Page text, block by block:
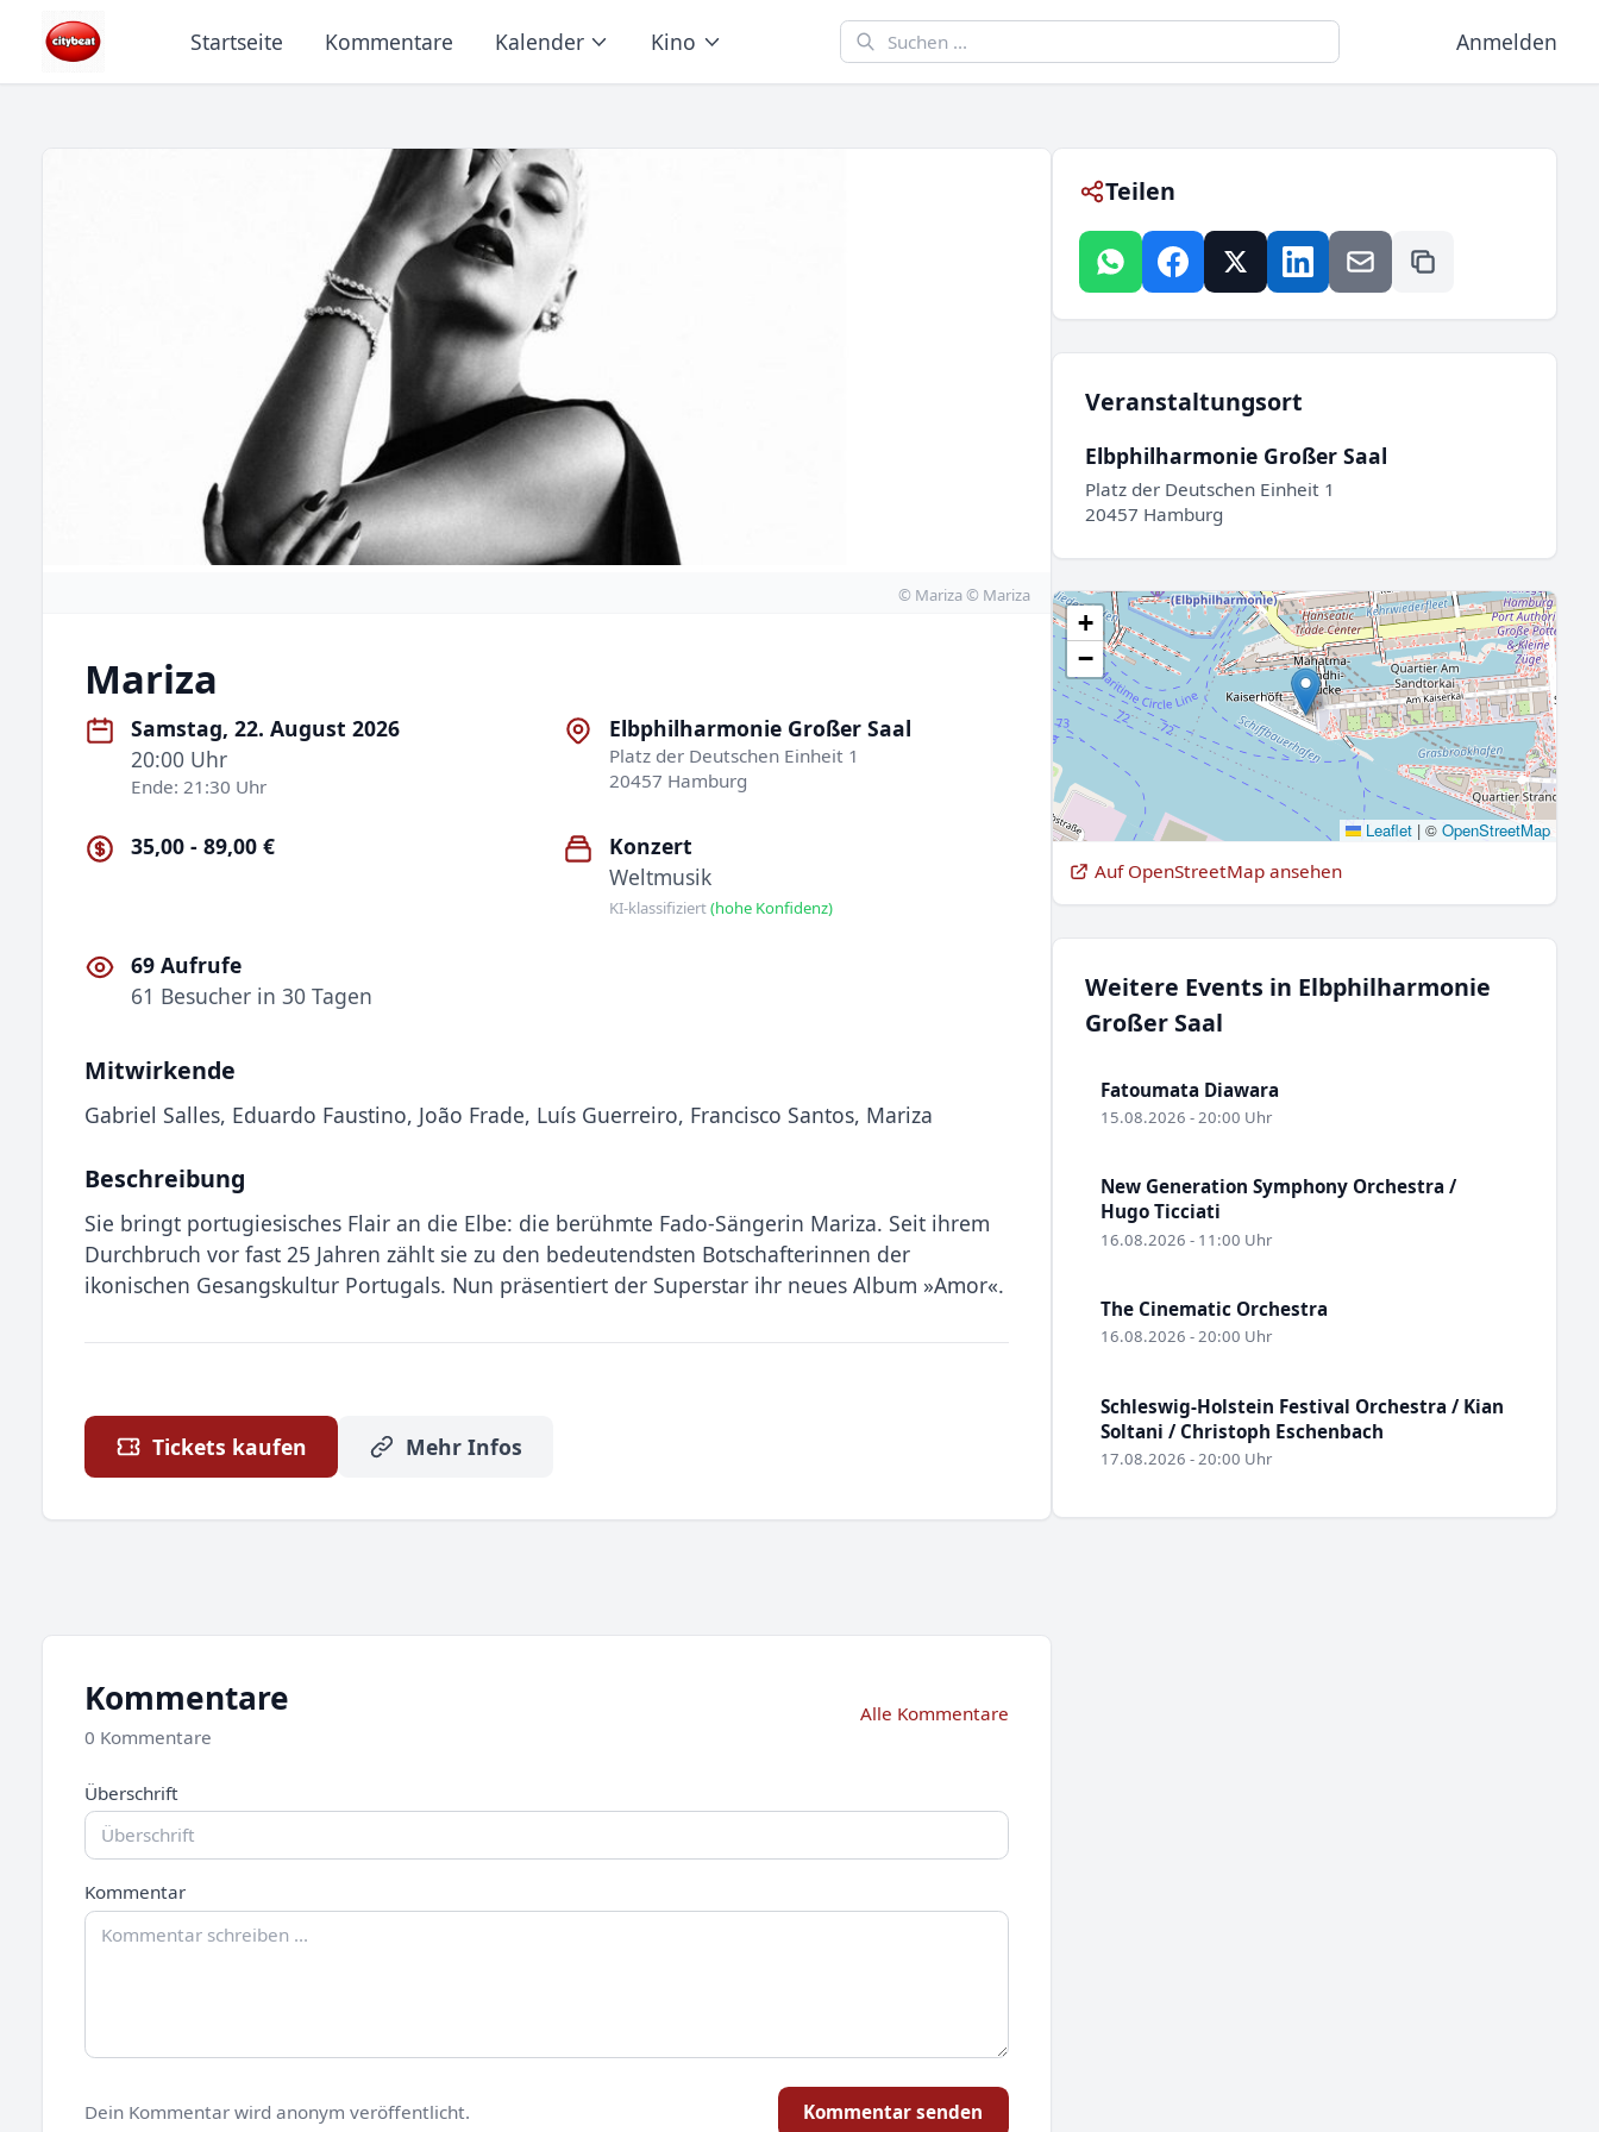
Startseite Kommentare Kalender Kino Anmelden
© Mariza © Mariza
Mariza
Samstag, 22. August 2026
20:00 Uhr
Ende: 21:30 Uhr
Elbphilharmonie Großer Saal
Platz der Deutschen Einheit 1
20457 Hamburg
35,00 - 89,00 €
Konzert
Weltmusik
KI-klassifiziert(hohe Konfidenz)
69 Aufrufe
61 Besucher in 30 Tagen
Mitwirkende
Gabriel Salles, Eduardo Faustino, João Frade, Luís Guerreiro, Francisco Santos, Mariza
Beschreibung
Sie bringt portugiesisches Flair an die Elbe: die berühmte Fado-Sängerin Mariza. Seit ihrem
Durchbruch vor fast 25 Jahren zählt sie zu den bedeutendsten Botschafterinnen der
ikonischen Gesangskultur Portugals. Nun präsentiert der Superstar ihr neues Album »Amor«.
Tickets kaufen Mehr Infos
Teilen
Veranstaltungsort
Elbphilharmonie Großer Saal
Platz der Deutschen Einheit 1
20457 Hamburg
+
−
Leaflet |© OpenStreetMap
Auf OpenStreetMap ansehen
Weitere Events in Elbphilharmonie
Großer Saal
Fatoumata Diawara
15.08.2026 - 20:00 Uhr
New Generation Symphony Orchestra /
Hugo Ticciati
16.08.2026 - 11:00 Uhr
The Cinematic Orchestra
16.08.2026 - 20:00 Uhr
Schleswig-Holstein Festival Orchestra / Kian
Soltani / Christoph Eschenbach
17.08.2026 - 20:00 Uhr
Kommentare
0 Kommentare
Alle Kommentare
Überschrift
Kommentar
Dein Kommentar wird anonym veröffentlicht. Kommentar senden